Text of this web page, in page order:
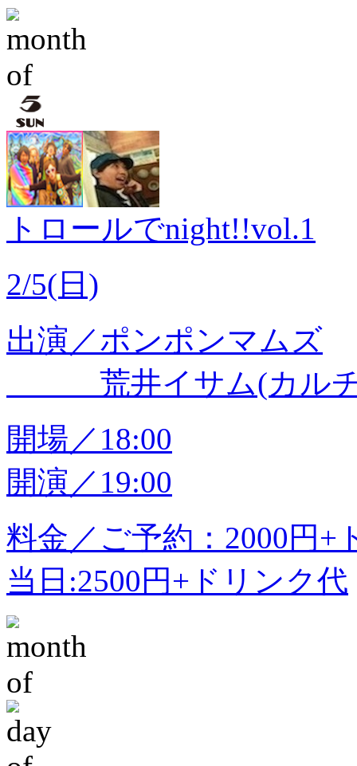
トロールでnight!!vol.1
2/5(日)
出演／ポンポンマムズ
荒井イサム(カルチ
開場／18:00
開演／19:00
料金／ご予約：2000円
当日:2500円+ドリンク代